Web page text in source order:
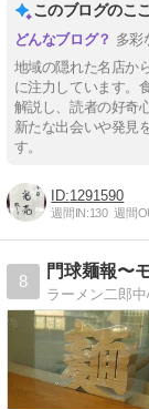
このブログのこ
多彩
地域の隠れた名店か
に注力しています。
解説し、読者の好奇
新たな出会いや発見
す。
1291590
週間IN:130 週間
8
門球麺報〜